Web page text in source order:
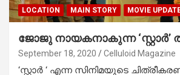
LOCATION MAIN STORY MOVIE
ജോജു നായകനാകുന്ന ‘സ്റ്റാര്‍’
September 18, 2020 Celluloid Magazine
‘സ്റ്റാര്‍ ‘ എന്ന സിനിമയുടെ